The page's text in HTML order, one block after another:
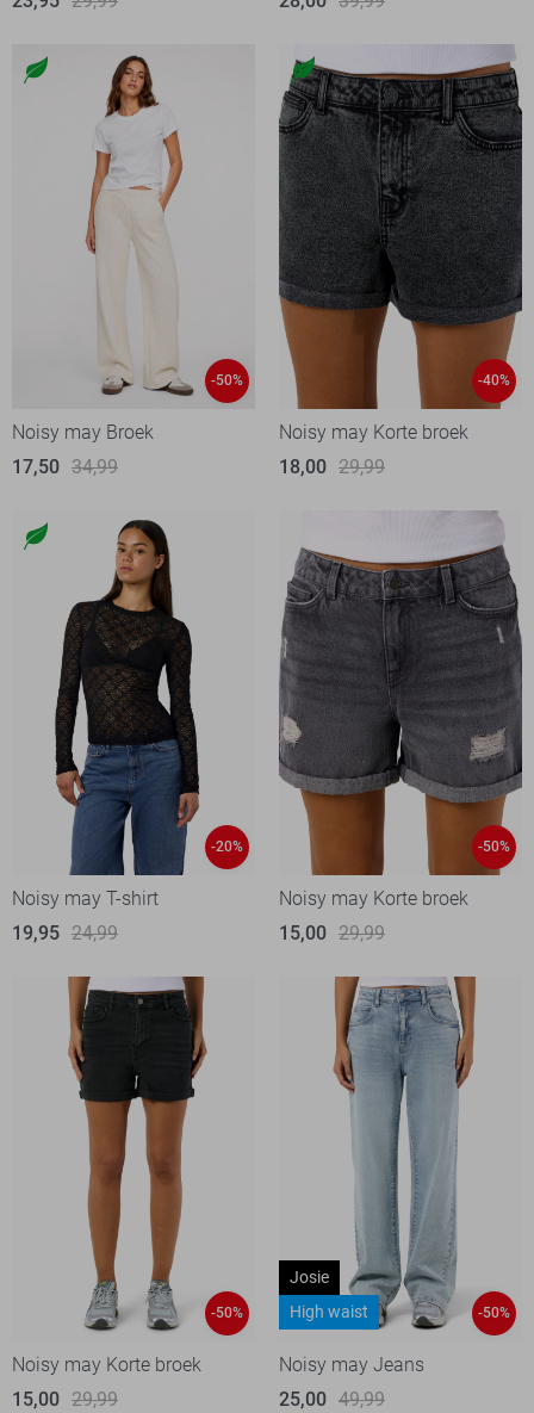
-50%
Noisy may Broek
17,50 34,99
-40%
Noisy may Korte broek
18,00 29,99
-20%
Noisy may T-shirt
19,95 24,99
-50%
Noisy may Korte broek
15,00 29,99
-50%
Noisy may Korte broek
15,00 29,99
Josie
High waist
-50%
Noisy may Jeans
25,00 49,99